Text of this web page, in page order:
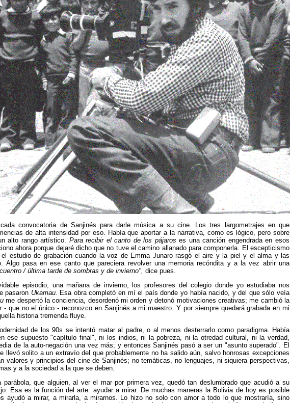
convocatoria de Sanjinés para darle música a su cine. Los tres largometrajes en que
de alta intensidad por eso. Había que aportar a la narrativa, como es lógico, pero sobre
alto rango artístico. Para recibir el canto de los pájaroses una canción engendrada en esos
ahora porque dejaré dicho que no tuve el camino allanado para componerla. El escepticismo
estudio de grabación cuando la voz de Emma Junaro rasgó el aire y la piel y el alma y las
Algo pasa en ese canto que pareciera revolver una memoria recóndita y a la vez abrir una
/ última tarde de sombras y de invierno", dice pues.
episodio, una mañana de invierno, los profesores del colegio donde yo estudiaba nos
pasaron Ukamau.
Esa obra completó en mí el país donde yo había nacido, y del que sólo veía
me despertó la conciencia, desordenó mi orden y detonó motivaciones creativas; me cambió la
- que no el único - reconozco en Sanjinés a mi maestro. Y por siempre quedará grabada en mi
historia tremenda fluye.
de los 90s se intentó matar al padre, o al menos desterrarlo como paradigma. Había
ese supuesto "capítulo final", ni los indios, ni la pobreza, ni la otredad cultural, ni la verdad,
de la auto-negación una vez más; y entonces Sanjinés pasó a ser un "asunto superado". El
llevó solito a un extravío del que probablemente no ha salido aún, salvo honrosas excepciones
valores y principios del cine de Sanjinés; no temáticas, no lenguajes, ni siquiera perspectivas,
y a la sociedad a la que se deben.
parábola, que alguien, al ver el mar por primera vez, quedó tan deslumbrado que acudió a su
Esa es la función del arte: ayudar a mirar. De muchas maneras la Bolivia de hoy es posible
ayudó a mirar, a mirarla, a mirarnos. Lo hizo no solo con amor a todo lo que mostraría, sino